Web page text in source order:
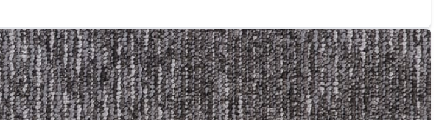
клиентов; - группа в социальной сети «ВКонтакте»; - правильно настроенная реклама в «Яндексе»; -
и без вложений на старте. Салон работает на
дел! Особенности предлагаемого бизнеса: - прибыльный салон
дизайнеры, архитекторы); - отличное местоположение салона (высокий трафик покупателей, удобная
бизнеса, дополнительными вложениями в рекламу.